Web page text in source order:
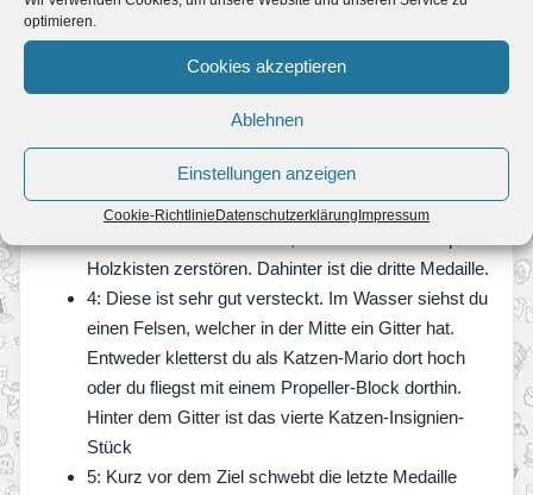
optimieren.
Cookies akzeptieren
Ablehnen
Einstellungen anzeigen
Cookie-RichtlinieDatenschutzerklärungImpressum
Fünf Katzen-Insigne-Stücke
1: An dem ersten Gitter musst du nach oben
springen. In der Wand findest du die erste Medaille
2: An dem zweiten Drehgitter schwebt oben links die
zweite Medaille.
Holzkisten zerstören. Dahinter ist die dritte Medaille.
4: Diese ist sehr gut versteckt. Im Wasser siehst du
einen Felsen, welcher in der Mitte ein Gitter hat.
Entweder kletterst du als Katzen-Mario dort hoch
oder du fliegst mit einem Propeller-Block dorthin.
Hinter dem Gitter ist das vierte Katzen-Insignien-
Stück
5: Kurz vor dem Ziel schwebt die letzte Medaille